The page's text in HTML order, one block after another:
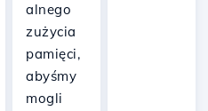
alnego
zużycia
pamięci,
abyśmy
mogli